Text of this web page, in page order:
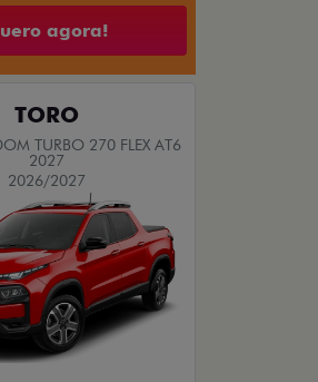
agora!
TORO
TURBO 270 FLEX AT6
2027
2026/2027